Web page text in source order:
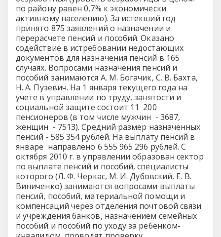
по району равен 0,7% к экономически
активному населению). За истекший год
принято 875 заявлений о назначении и
перерасчете пенсий и пособий. Оказано
содействие в истребовании недостающих
документов для назначения пенсий в 165
случаях. Вопросами назначения пенсий и
пособий занимаются А. М. Богачик, С. В. Бахта,
Н. А. Пузевич. На 1 января текущего года на
учете в управлении по труду, занятости и
социальной защите состоит 11 200
пенсионеров (в том числе мужчин - 3687,
женщин - 7513). Средний размер назначенных
пенсий - 585 354 рублей. На выплату пенсий в
январе направлено 6 555 965 296 рублей. С
октября 2010 г. в управлении образован сектор
по выплате пенсий и пособий, специалисты
которого (Л. Ф. Черкас, М. И. Дубовский, Е. В.
Виниченко) занимаются вопросами выплаты
пенсий, пособий, материальной помощи и
компенсаций через отделения почтовой связи
и учреждения банков, назначением семейных
пособий и пособий по уходу за ребенком-